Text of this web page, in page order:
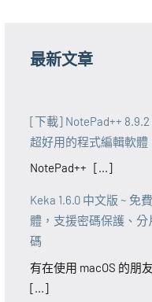
最新文章
[下載] NotePad++
超好用的程式編輯軟體
NotePad++ [...]
Keka 1.6.0 中文版 ~ 免
體，支援密碼保護、
碼
有在使用 macOS 的朋
[...]